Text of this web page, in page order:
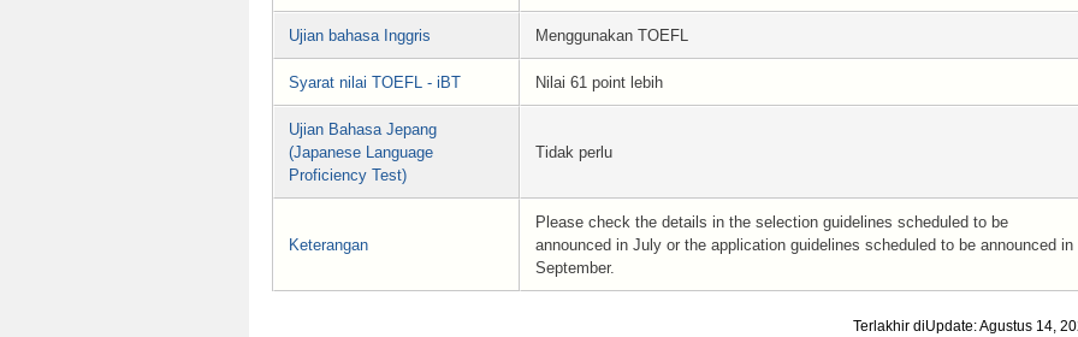
Ujian bahasa Inggris Menggunakan TOEFL
Syarat nilai TOEFL - iBT Nilai 61 point lebih
Ujian Bahasa Jepang
(Japanese Language
Proficiency Test)
Tidak perlu
Keterangan
Please check the details in the selection guidelines scheduled to be
announced in July or the application guidelines scheduled to be announced in
September.
Terlakhir diUpdate: Agustus 14,